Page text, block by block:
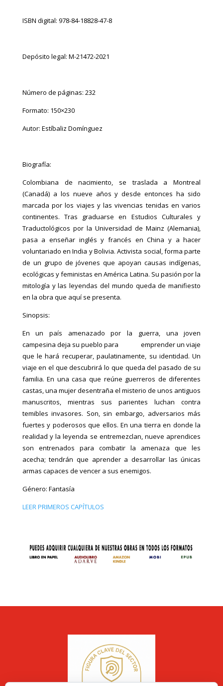
ISBN digital: 978-84-18828-47-8
Depósito legal: M-21472-2021
Número de páginas: 232
Formato: 150×230
Autor: Estíbaliz Domínguez
Biografía:
Colombiana de nacimiento, se traslada a Montreal
(Canadá) a los nueve años y desde entonces ha sido
marcada por los viajes y las vivencias tenidas en varios
continentes. Tras graduarse en Estudios Culturales y
Traductológicos por la Universidad de Mainz (Alemania),
pasa a enseñar inglés y francés en China y a hacer
voluntariado en India y Bolivia. Activista social, forma parte
de un grupo de jóvenes que apoyan causas indígenas,
ecológicas y feministas en América Latina. Su pasión por la
mitología y las leyendas del mundo queda de manifiesto
en la obra que aquí se presenta.
Sinopsis:
En un país amenazado por la guerra, una joven
campesina deja su pueblo para emprender un viaje
que le hará recuperar, paulatinamente, su identidad. Un
viaje en el que descubrirá lo que queda del pasado de su
familia. En una casa que reúne guerreros de diferentes
castas, una mujer desentraña el misterio de unos antiguos
manuscritos, mientras sus parientes luchan contra
temibles invasores. Son, sin embargo, adversarios más
fuertes y poderosos que ellos. En una tierra en donde la
realidad y la leyenda se entremezclan, nueve aprendices
son entrenados para combatir la amenaza que les
acecha; tendrán que aprender a desarrollar las únicas
armas capaces de vencer a sus enemigos.
Género: Fantasía
LEER PRIMEROS CAPÍTULOS